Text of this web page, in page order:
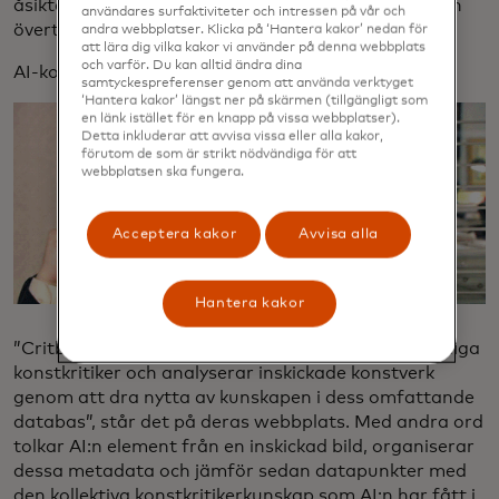
åsikter om själva verket? Projekt som Critbothar en
övertygande premiss.
AI-konstkritiker kommer in i bilden…
”Critbot är utbildad i språket hos ett flertal mänskliga
konstkritiker och analyserar inskickade konstverk
genom att dra nytta av kunskapen i dess omfattande
databas”, står det på deras webbplats. Med andra ord
tolkar AI:n element från en inskickad bild, organiserar
dessa metadata och jämför sedan datapunkter med
användares surfaktiviteter och intressen på vår och
andra webbplatser. Klicka på ‘Hantera kakor’ nedan för
att lära dig vilka kakor vi använder på denna webbplats
och varför. Du kan alltid ändra dina
samtyckespreferenser genom att använda verktyget
‘Hantera kakor’ längst ner på skärmen (tillgängligt som
en länk istället för en knapp på vissa webbplatser).
Detta inkluderar att avvisa vissa eller alla kakor,
förutom de som är strikt nödvändiga för att
webbplatsen ska fungera.
Acceptera kakor Avvisa alla
Hantera kakor